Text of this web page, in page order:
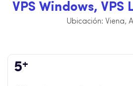
VPS Windows, VPS
Ubicación: Viena,
5+